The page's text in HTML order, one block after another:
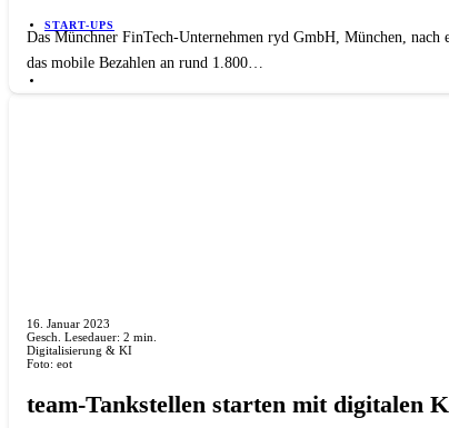
START-UPS
Das Münchner FinTech-Unternehmen ryd GmbH, München,
das mobile Bezahlen an rund 1.800…
16. Januar 2023
Gesch. Lesedauer: 2 min.
Digitalisierung & KI
Foto: eot
team-Tankstellen starten mit digitalen